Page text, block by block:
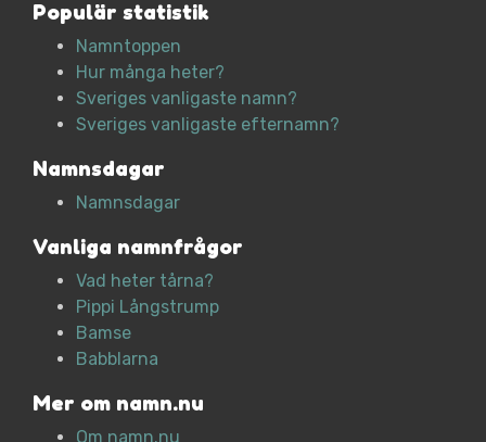
Populär statistik
Namntoppen
Hur många heter?
Sveriges vanligaste namn?
Sveriges vanligaste efternamn?
Namnsdagar
Namnsdagar
Vanliga namnfrågor
Vad heter tårna?
Pippi Långstrump
Bamse
Babblarna
Mer om namn.nu
Om namn.nu